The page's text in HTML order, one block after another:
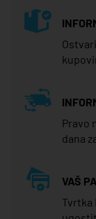
Pravo
dana
VAŠ
Tvrtka